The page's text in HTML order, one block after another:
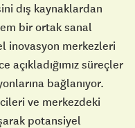
dış kaynaklardan
bir ortak sanal
inovasyon merkezleri
açıkladığımız süreçler
bağlanıyor.
ve merkezdeki
potansiyel